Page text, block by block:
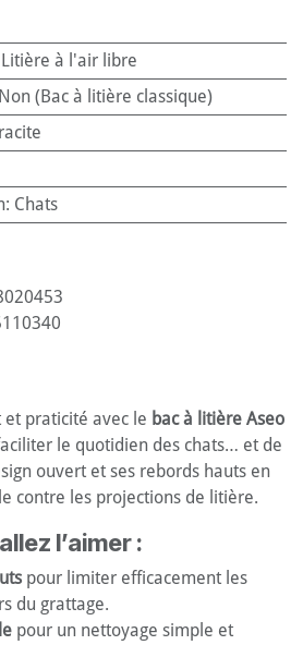
Litière à l'air libre
Non (Bac à litière classique)
: Chats
praticité avec le bac à litière Aseo
le quotidien des chats… et de
ouvert et ses rebords hauts en
contre les projections de litière.
l’aimer :
pour limiter efficacement les
du grattage.
pour un nettoyage simple et